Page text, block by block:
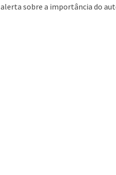
sobre a importância do